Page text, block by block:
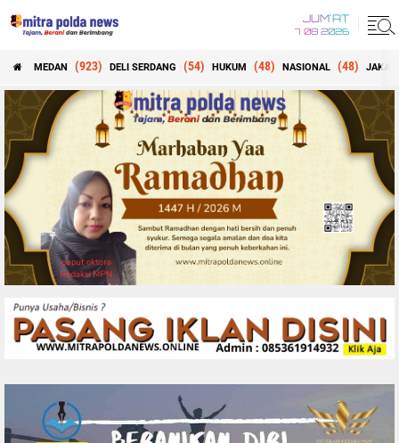
JUM'AT
7 08 2026
MEDAN (923) DELI SERDANG (54) HUKUM (48) NASIONAL (48)